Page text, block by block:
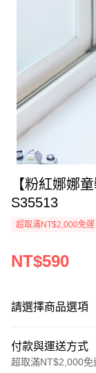
【粉紅娜娜
S35513
超取滿NT$2,000免運
NT$590
請選擇商品選項
付款與運送方式
超取滿NT$2,000免